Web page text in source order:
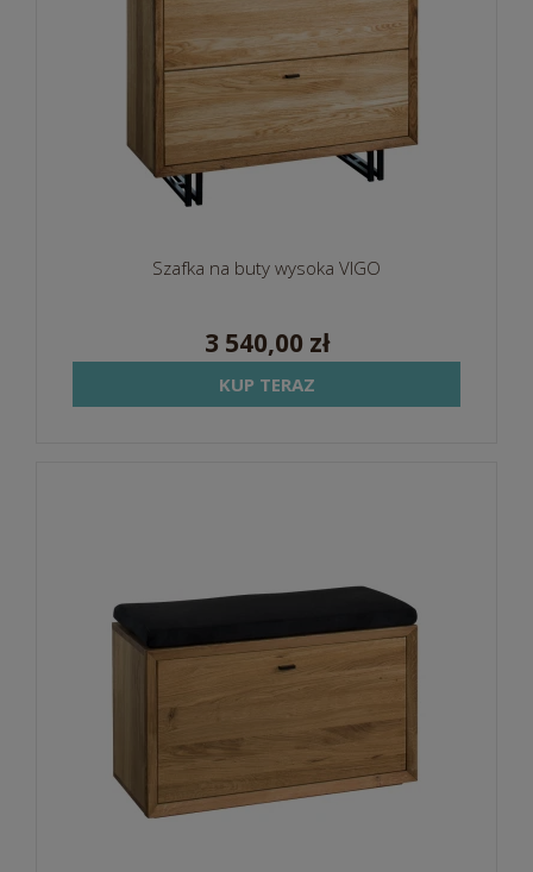
Szafka na buty wysoka VIGO
3 540,00 zł
KUP TERAZ